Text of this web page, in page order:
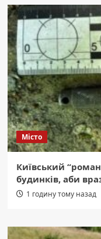
Місто
Київський
будинків, аби
1 годину тому назад